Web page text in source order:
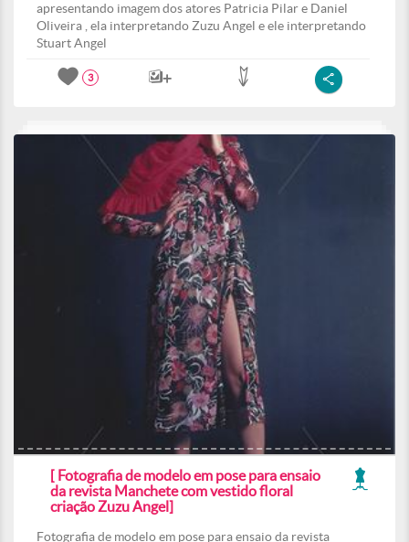
apresentando imagem dos atores Patricia Pilar e Daniel
Oliveira , ela interpretando Zuzu Angel e ele interpretando
Stuart Angel
3
[ Fotografia de modelo em pose para ensaio
da revista Manchete com vestido floral
criação Zuzu Angel]
Fotografia de modelo em pose para ensaio da revista